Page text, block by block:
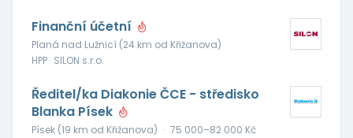
Finanční účetní
Planá nad Lužnicí (24 km od Křižanova)
HPP · SILON s.r.o.
Ředitel/ka Diakonie ČCE - středisko
Blanka Písek
Písek (19 km od Křižanova) · 75 000–82 000 Kč